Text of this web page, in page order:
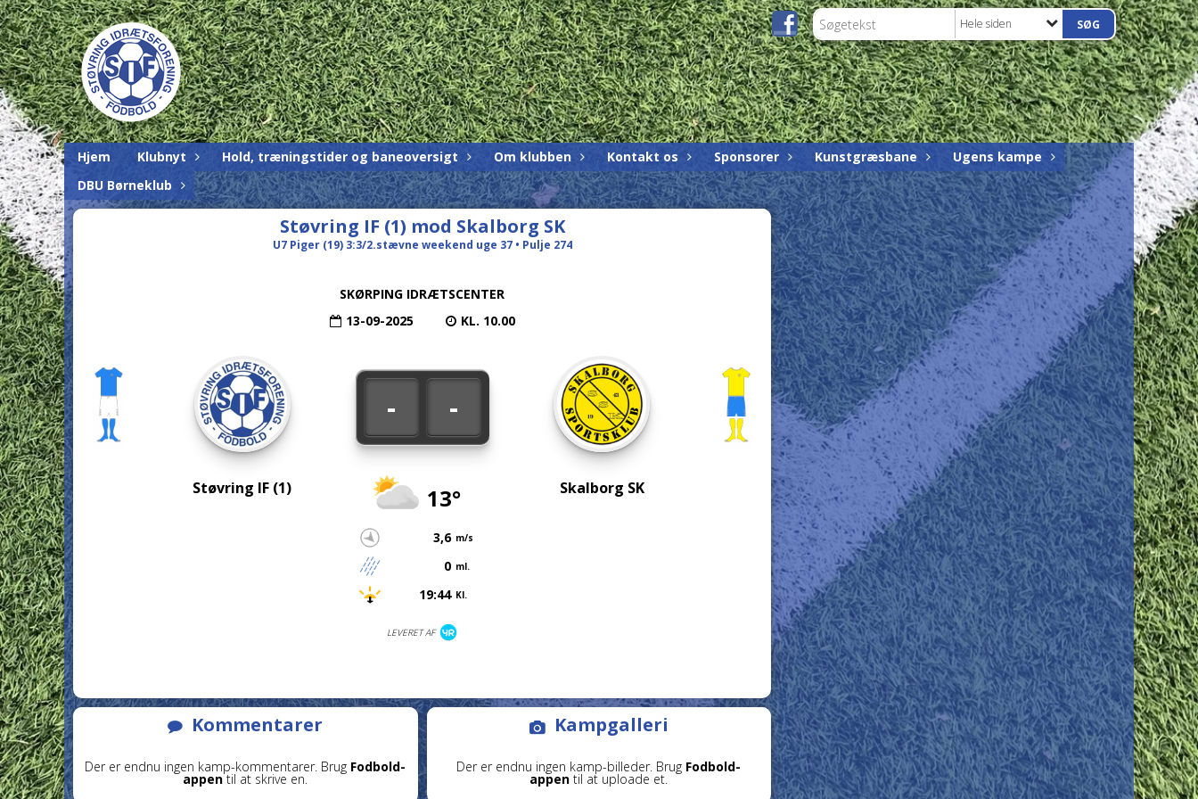
Hele siden
Hjem Klubnyt Hold, træningstider og baneoversigt Om klubben Kontakt os Sponsorer Kunstgræsbane
Ugens kampe
DBU Børneklub
Støvring IF (1) mod Skalborg SK
U7 Piger (19) 3:3/2.stævne weekend uge 37 • Pulje 274
SKØRPING IDRÆTSCENTER
13-09-2025
KL. 10.00
Støvring IF (1)
- -
13°
3,6 m/s
0 ml.
19:44 Kl.
LEVERET AF
Skalborg SK
Kommentarer
Der er endnu ingen kamp-kommentarer. Brug Fodbold-
appentil at skrive en.
Kampgalleri
Der er endnu ingen kamp-billeder. Brug Fodbold-
appen til at uploade et.